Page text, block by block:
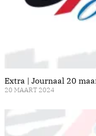
Extra | Journaal 20
20 MAART 2024